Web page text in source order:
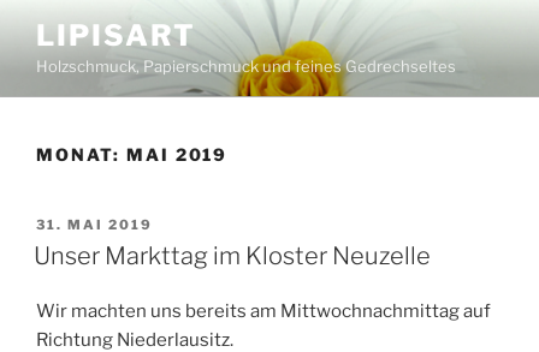
Inhalt
springen
LIPISART
Holzschmuck, Papierschmuck und feines Gedrechseltes
MONAT: MAI 2019
VERÖFFENTLICHT
AM
31. MAI 2019
Unser Markttag im Kloster Neuzelle
Wir machten uns bereits am Mittwochnachmittag auf
Richtung Niederlausitz.